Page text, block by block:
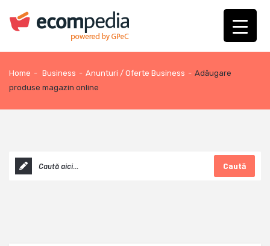
Home - Business - Anunturi / Oferte Business - Adăugare
produse magazin online
Caută